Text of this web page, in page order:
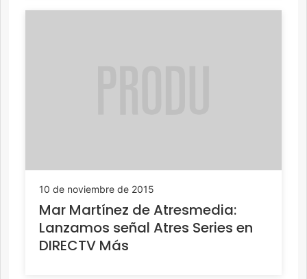
10 de noviembre de 2015
Mar Martínez de Atresmedia:
Lanzamos señal Atres Series en
DIRECTV Más